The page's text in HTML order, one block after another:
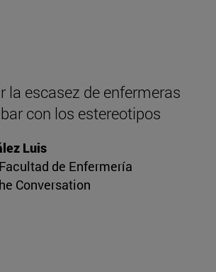
la escasez de enfermeras
con los estereotipos
Luis
de Enfermería
Conversation